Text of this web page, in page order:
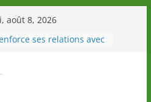
août 8, 2026
ses relations avec
Côte d’Ivoire
un nouveau tirage